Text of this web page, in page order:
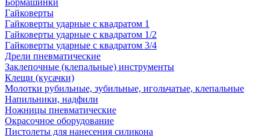
Бормашинки
Гайковерты
Гайковерты ударные с квадратом 1
Гайковерты ударные с квадратом 1/2
Гайковерты ударные с квадратом 3/4
Дрели пневматические
Заклепочные (клепальные) инструменты
Клещи (кусачки)
Молотки рубильные, зубильные, игольчатые, клепальные
Напильники, надфили
Ножницы пневматические
Окрасочное оборудование
Пистолеты для нанесения силикона